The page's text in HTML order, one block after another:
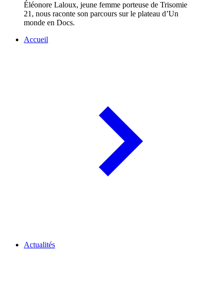
Éléonore Laloux, jeune femme porteuse de Trisomie
21, nous raconte son parcours sur le plateau d’Un
monde en Docs.
Accueil
Actualités